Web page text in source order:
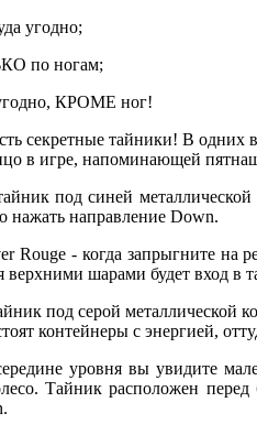
угодно;
по ногам;
угодно, КРОМЕ ног!
секретные тайники! В
в игре, напоминающей
под синей
нажать направление Down.
Rouge - когда запрыгните
верхними шарами будет вход в
под серой металлической
контейнеры с энергией,
уровня вы увидите
Тайник расположен